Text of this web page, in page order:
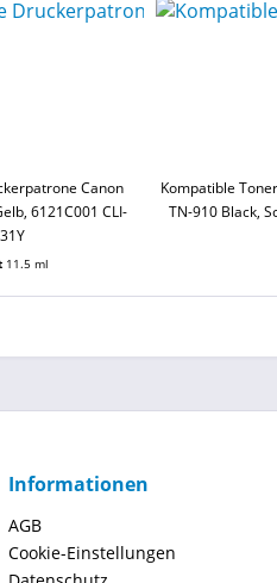
Canon
6121C001 CLI-
11.5 ml
Kompatible
TN-910 Black,
Informationen
AGB
Cookie-Einstellungen